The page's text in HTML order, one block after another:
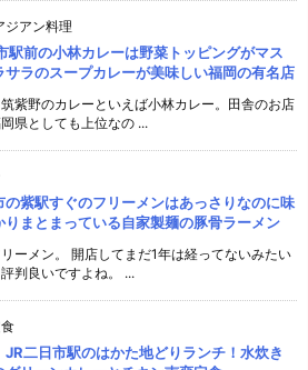
ジアン料理
駅前の小林カレーは野菜トッピングがマス
サラのスープカレーが美味しい福岡の有名店
紫野のカレーといえば小林カレー。田舎のお店
県としても上位なの ...
の紫駅すぐのフリーメンはあっさりなのに味
りまとまっている自家製麺の豚骨ラーメン
ーメン。 開店してまだ1年は経ってないみたい
判良いですよね。 ...
JR二日市駅のはかた地どりランチ！水炊き